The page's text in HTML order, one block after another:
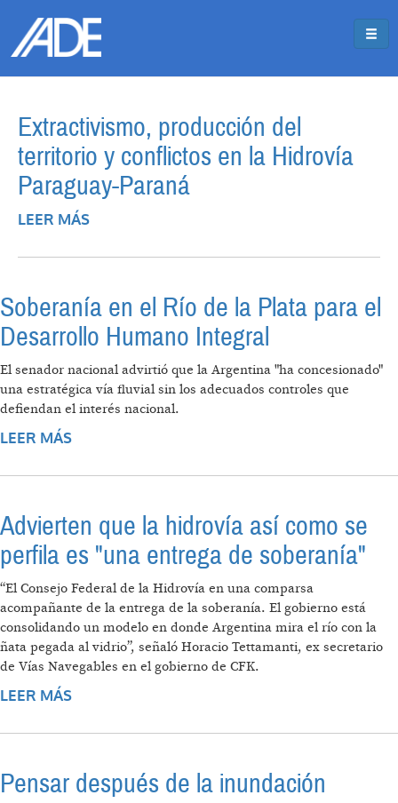
Extractivismo, producción del
territorio y conflictos en la Hidrovía
Paraguay-Paraná
LEER MÁS
HIDROVÍA PARAGUAY-PARANÁ
Soberanía en el Río de la Plata para el
Desarrollo Humano Integral
El senador nacional advirtió que la Argentina "ha concesionado"
una estratégica vía fluvial sin los adecuados controles que
defiendan el interés nacional.
LEER MÁS
Advierten que la hidrovía así como se
perfila es "una entrega de soberanía"
“El Consejo Federal de la Hidrovía en una comparsa
acompañante de la entrega de la soberanía. El gobierno está
consolidando un modelo en donde Argentina mira el río con la
ñata pegada al vidrio”, señaló Horacio Tettamanti, ex secretario
de Vías Navegables en el gobierno de CFK.
LEER MÁS
SOBERANÍA"
Pensar después de la inundación